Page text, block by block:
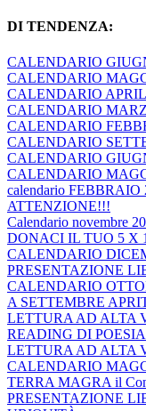
DI TENDENZA:
CALENDARIO
CALENDARIO
CALENDARIO
CALENDARIO
CALENDARIO
CALENDARIO
CALENDARIO
CALENDARIO
calendario FEBBRAIO
ATTENZIONE!!!
Calendario novembre
DONACI IL TUO 5 X
CALENDARIO
PRESENTAZIONE
CALENDARIO
A SETTEMBRE
LETTURA AD ALTA
READING DI POESIA
LETTURA AD ALTA
CALENDARIO
TERRA MAGRA il
PRESENTAZIONE